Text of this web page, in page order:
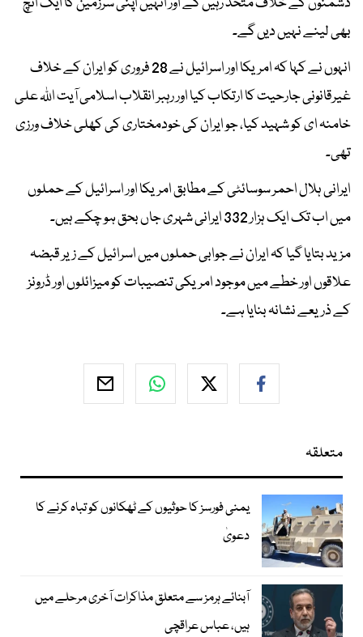
بھی لینے نہیں دیں گے۔
انہوں نے کہا کہ امریکا اور اسرائیل نے 28 فروری کو ایران کے خلاف
غیرقانونی جارحیت کا ارتکاب کیا اور رہبر انقلاب اسلامی آیت اللہ علی
خامنہ ای کو شہید کیا، جو ایران کی خودمختاری کی کھلی خلاف ورزی
تھی۔
ایرانی ہلال احمر سوسائٹی کے مطابق امریکا اور اسرائیل کے حملوں
میں اب تک ایک ہزار 332 ایرانی شہری جاں بحق ہو چکے ہیں۔
مزید بتایا گیا کہ ایران نے جوابی حملوں میں اسرائیل کے زیر قبضہ
علاقوں اور خطے میں موجود امریکی تنصیبات کو میزائلوں اور ڈرونز
کے ذریعے نشانہ بنایا ہے۔
متعلقہ
یمنی فورسز کا حوثیوں کے ٹھکانوں کو تباہ کرنے کا
دعویٰ
آبنائے ہرمز سے متعلق مذاکرات آخری مرحلے میں
ہیں، عباس عراقچی